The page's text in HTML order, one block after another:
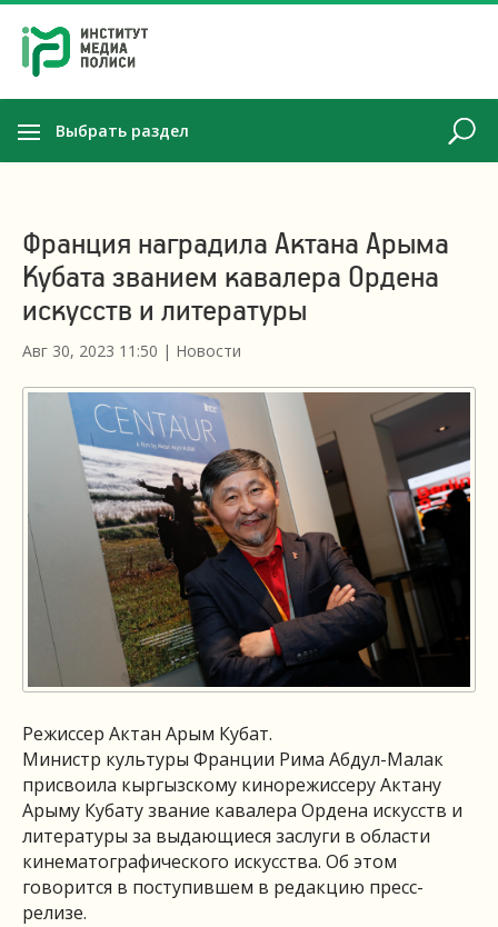
Выбрать раздел
Франция наградила Актана Арыма
Кубата званием кавалера Ордена
искусств и литературы
Авг 30, 2023 11:50 | Новости
Режиссер Актан Арым Кубат.
Министр культуры Франции Рима Абдул-Малак
присвоила кыргызскому кинорежиссеру Актану
Арыму Кубату звание кавалера Ордена искусств и
литературы за выдающиеся заслуги в области
кинематографического искусства. Об этом
говорится в поступившем в редакцию пресс-
релизе.